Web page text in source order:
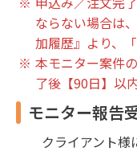
ならない場合は
加履歴』より、
本モニター案件
了後【90日】以
モニター報告
クライアント